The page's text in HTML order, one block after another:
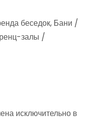
беседок, Бани /
залы /
исключительно в